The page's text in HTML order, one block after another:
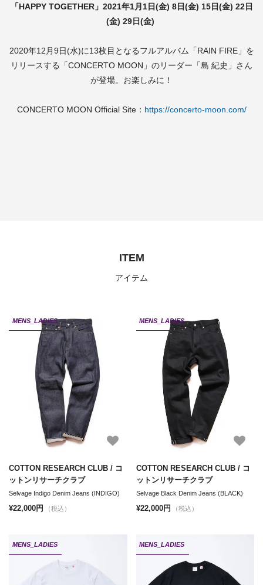
「HAPPY TOGETHER」2021年1月1日(金) 8日(金) 15日(金) 22日
(金) 29日(金)
2020年12月9日(水)に13枚目となるフルアルバム「RAIN FIRE」を
リリースする「CONCERTO MOON」のリーダー「島 紀史」さん
が登場。お楽しみに！
CONCERTO MOON Official Site： https://concerto-moon.com/
ITEM
アイテム
MENS_LADIES
COTTON RESEARCH CLUB / コ
ットンリサーチクラブ
Selvage Indigo Denim Jeans (INDIGO)
¥22,000円 （税込）
MENS_LADIES
COTTON RESEARCH CLUB / コ
ットンリサーチクラブ
Selvage Black Denim Jeans (BLACK)
¥22,000円 （税込）
MENS_LADIES MENS_LADIES